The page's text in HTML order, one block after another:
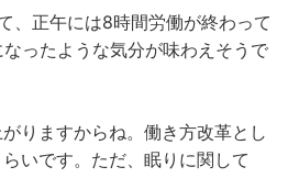
、正午には8時間労働が終わって
ったような気分が味わえそうで
りますからね。働き方改革とし
いです。ただ、眠りに関して